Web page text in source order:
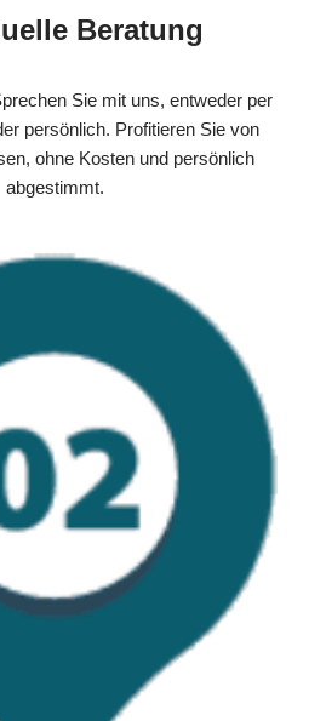
Beratung
Sie mit uns, entweder per
persönlich. Profitieren Sie von
ohne Kosten und persönlich
abgestimmt.